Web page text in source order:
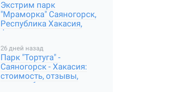
Экстрим парк
"Мраморка" Саяногорск,
Республика Хакасия,
фото, стоимость, как
26 дней назад
Парк "Тортуга" -
Саяногорск - Хакасия:
стоимость, отзывы,
часы работы, где